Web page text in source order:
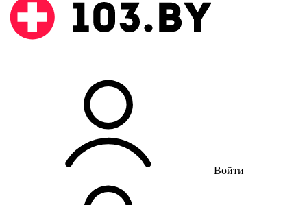
Войти